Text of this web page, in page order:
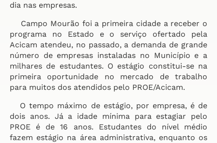
dia nas empresas.
Campo Mourão foi a primeira cidade a receber o
programa no Estado e o serviço ofertado pela
Acicam atendeu, no passado, a demanda de grande
número de empresas instaladas no Município e a
milhares de estudantes. O estágio constitui-se na
primeira oportunidade no mercado de trabalho
para muitos dos atendidos pelo PROE/Acicam.
O tempo máximo de estágio, por empresa, é de
dois anos. Já a idade mínima para estagiar pelo
PROE é de 16 anos. Estudantes do nível médio
fazem estágio na área administrativa, enquanto os